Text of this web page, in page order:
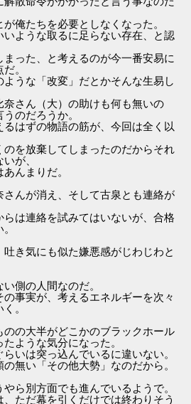
俺たちを必要としなくなった。
ような取るに足らない存在、と認
まった、と考えるのが今一番安易に
。
うな「改変」だとかそんな生易し
奈さん（大）の助けも何も無いの
のだろうか。
はずの物語の筋が、今回は全く以
を放棄してしまったのだからそれ
が、
んまりだ。
んが消え、そして古泉とも連絡が
は連絡を試みてはいないが、合格
き気にも似た嫌悪感がじわじわと
側の人間なのだ。
事実が、考えるエネルギーを次々
。
の大半がどこかのブラックホール
ような気分になった。
いは突っ込んでいるに違いない。
無い「その他大勢」なのだから。
ら別方面でも進んでいるようで。
ただ幕を引くだけでは終わりそう